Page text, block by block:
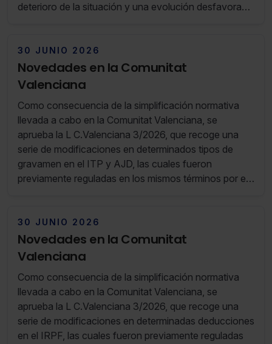
deterioro de la situación y una evolución desfavorable
30 JUNIO 2026
Novedades en la Comunitat
Valenciana
Como consecuencia de la simplificación normativa
llevada a cabo en la Comunitat Valenciana, se
aprueba la L C.Valenciana 3/2026, que recoge una
serie de modificaciones en determinados tipos de
gravamen en el ITP y AJD, las cuales fueron
previamente reguladas en los mismos términos por el
30 JUNIO 2026
Novedades en la Comunitat
Valenciana
Como consecuencia de la simplificación normativa
llevada a cabo en la Comunitat Valenciana, se
aprueba la L C.Valenciana 3/2026, que recoge una
serie de modificaciones en determinadas deducciones
en el IRPF, las cuales fueron previamente reguladas